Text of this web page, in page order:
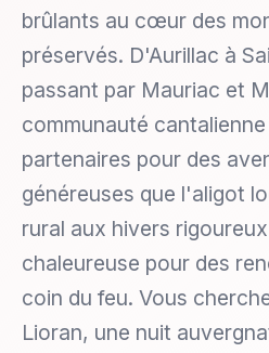
brûlants au cœur des
préservés. D'Aurillac à
passant par Mauriac et
communauté
partenaires pour des
généreuses que l'aligot
rural aux hivers
chaleureuse pour des
coin du feu. Vous
Lioran, une nuit